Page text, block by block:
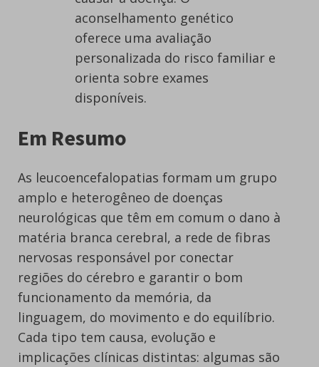
aconselhamento genético
oferece uma avaliação
personalizada do risco familiar e
orienta sobre exames
disponíveis.
Em Resumo
As leucoencefalopatias formam um grupo
amplo e heterogêneo de doenças
neurológicas que têm em comum o dano à
matéria branca cerebral, a rede de fibras
nervosas responsável por conectar
regiões do cérebro e garantir o bom
funcionamento da memória, da
linguagem, do movimento e do equilíbrio.
Cada tipo tem causa, evolução e
implicações clínicas distintas: algumas são